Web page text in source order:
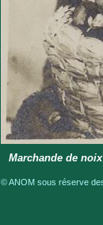
Marchande de
© ANOM sous réserve